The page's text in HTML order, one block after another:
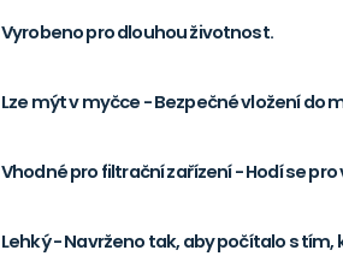
Vyrobeno pro dlouhou životnost.
Lze mýt v myčce - Bezpečné vložení do
Vhodné pro filtrační zařízení - Hodí se
Lehký - Navrženo tak, aby počítalo s